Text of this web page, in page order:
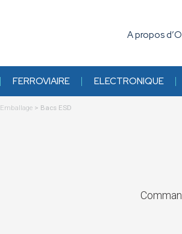
A propos
FERROVIAIRE ELECTRONIQUE
Emballage > Bacs ESD